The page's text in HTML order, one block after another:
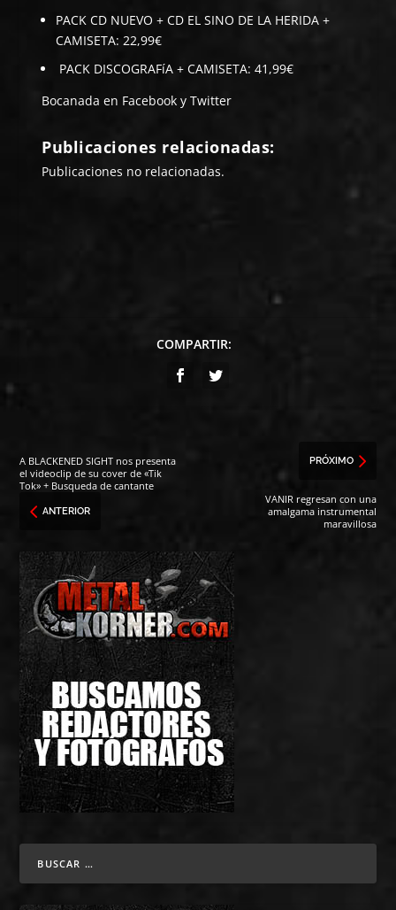
PACK CD NUEVO + CD EL SINO DE LA HERIDA +
CAMISETA: 22,99€
PACK DISCOGRAFíA + CAMISETA: 41,99€
Bocanada en Facebook yTwitter
Publicaciones relacionadas:
Publicaciones no relacionadas.
COMPARTIR:
A BLACKENED SIGHT nos presenta
el videoclip de su cover de «Tik
Tok» + Busqueda de cantante
ANTERIOR
PRÓXIMO
VANIR regresan con una
amalgama instrumental
maravillosa